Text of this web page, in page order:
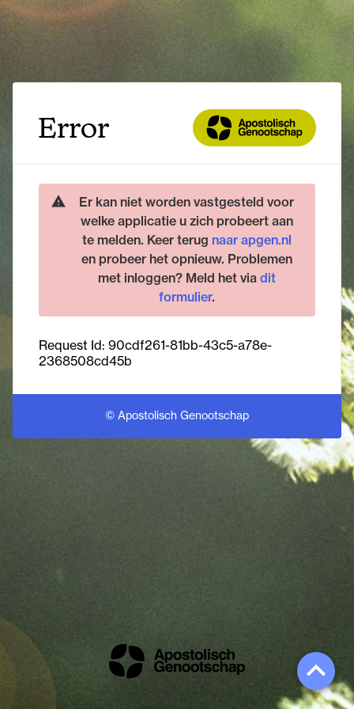
Error
Er kan niet worden vastgesteld voor
welke applicatie u zich probeert aan
te melden. Keer terug naar apgen.nl
en probeer het opnieuw. Problemen
met inloggen? Meld het via dit
formulier.
Request Id: 90cdf261-81bb-43c5-a78e-
2368508cd45b
© Apostolisch Genootschap